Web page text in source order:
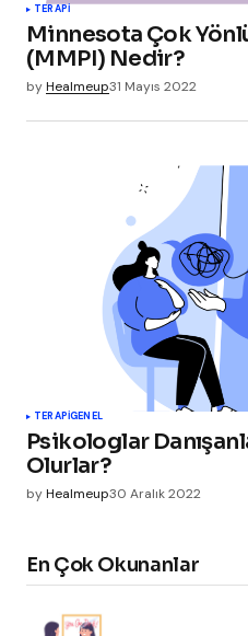
TERAPI
Minnesota Çok
(MMPI) Nedir?
byHealmeup31 Mayıs 2022
TERAPIGENEL
Psikologlar
Olurlar?
byHealmeup30 Aralık 2022
En Çok Okunanlar